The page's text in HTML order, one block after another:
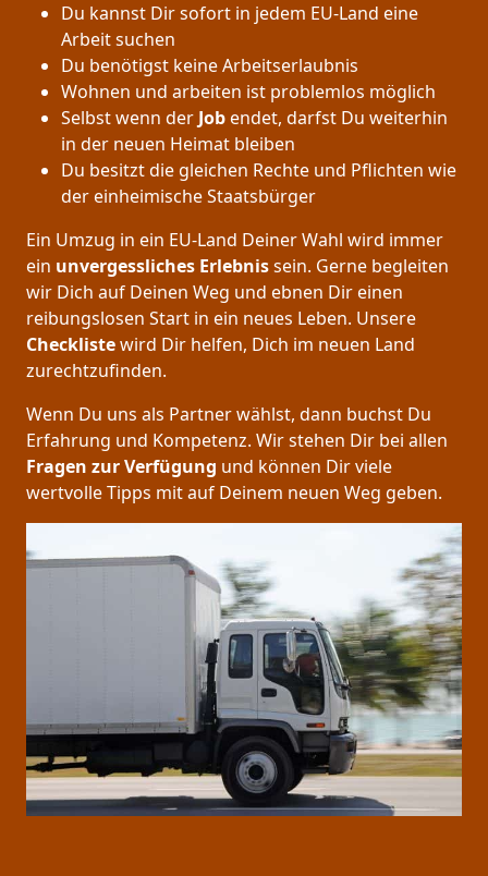
Du kannst Dir sofort in jedem EU-Land eine
Arbeit suchen
Du benötigst keine Arbeitserlaubnis
Wohnen und arbeiten ist problemlos möglich
Selbst wenn der Jobendet, darfst Du weiterhin
in der neuen Heimat bleiben
Du besitzt die gleichen Rechte und Pflichten wie
der einheimische Staatsbürger
Ein Umzug in ein EU-Land Deiner Wahl wird immer
ein unvergessliches Erlebnissein. Gerne begleiten
wir Dich auf Deinen Weg und ebnen Dir einen
reibungslosen Start in ein neues Leben. Unsere
Checklistewird Dir helfen, Dich im neuen Land
zurechtzufinden.
Wenn Du uns als Partner wählst, dann buchst Du
Erfahrung und Kompetenz. Wir stehen Dir bei allen
Fragen zur Verfügung und können Dir viele
wertvolle Tipps mit auf Deinem neuen Weg geben.